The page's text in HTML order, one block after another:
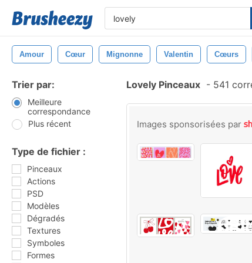
Amour Cœur Mignonne Valentin Cœurs
Trier par:
Meilleure
correspondance
Plus récent
Type de fichier :
Pinceaux
Actions
PSD
Modèles
Dégradés
Textures
Symboles
Formes
Lovely Pinceaux - 541
Images sponsorisées par